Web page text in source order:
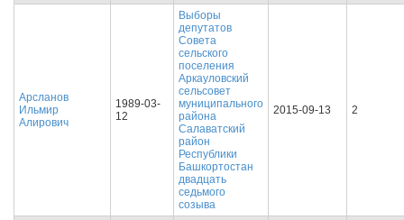
Арсланов
Ильмир
Алирович
1989-03-
12
Выборы
депутатов
Совета
сельского
поселения
Аркауловский
сельсовет
муниципального
района
Салаватский
район
Республики
Башкортостан
двадцать
седьмого
созыва
2015-09-13 2